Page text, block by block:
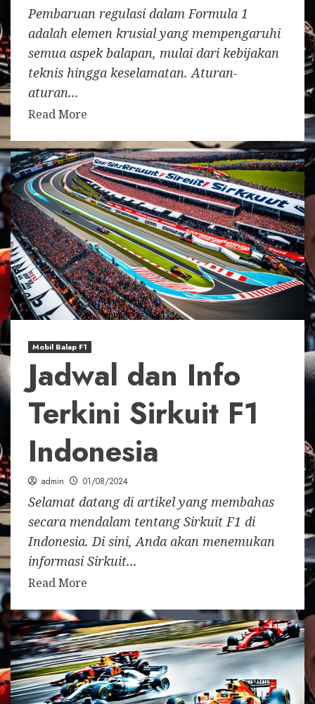
Pembaruan regulasi dalam Formula 1
adalah elemen krusial yang mempengaruhi
semua aspek balapan, mulai dari kebijakan
teknis hingga keselamatan. Aturan-
aturan...
Read More
Mobil Balap F1
Jadwal dan Info
Terkini Sirkuit F1
Indonesia
admin 01/08/2024
Selamat datang di artikel yang membahas
secara mendalam tentang Sirkuit F1 di
Indonesia. Di sini, Anda akan menemukan
informasi Sirkuit...
Read More